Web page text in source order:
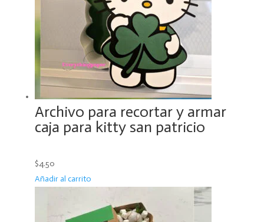
Archivo para recortar y armar
caja para kitty san patricio
$4.50
Añadir al carrito